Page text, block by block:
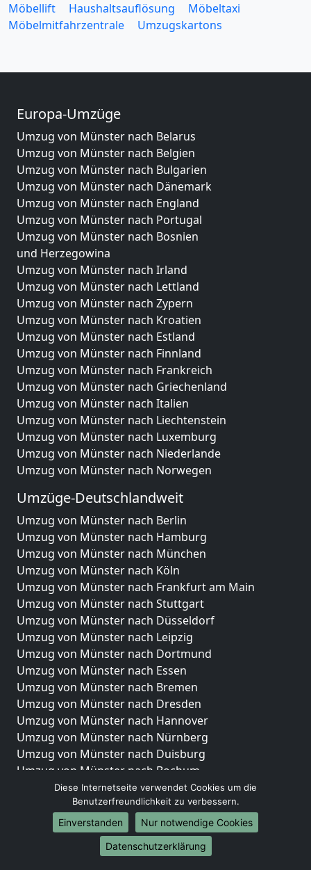
Möbellift
Haushaltsauflösung
Möbeltaxi
Möbelmitfahrzentrale
Umzugskartons
Europa-Umzüge
Umzug von Münster nach Belarus
Umzug von Münster nach Belgien
Umzug von Münster nach Bulgarien
Umzug von Münster nach Dänemark
Umzug von Münster nach England
Umzug von Münster nach Portugal
Umzug von Münster nach Bosnien
und Herzegowina
Umzug von Münster nach Irland
Umzug von Münster nach Lettland
Umzug von Münster nach Zypern
Umzug von Münster nach Kroatien
Umzug von Münster nach Estland
Umzug von Münster nach Finnland
Umzug von Münster nach Frankreich
Umzug von Münster nach Griechenland
Umzug von Münster nach Italien
Umzug von Münster nach Liechtenstein
Umzug von Münster nach Luxemburg
Umzug von Münster nach Niederlande
Umzug von Münster nach Norwegen
Umzüge-Deutschlandweit
Umzug von Münster nach Berlin
Umzug von Münster nach Hamburg
Umzug von Münster nach München
Umzug von Münster nach Köln
Umzug von Münster nach Frankfurt am Main
Umzug von Münster nach Stuttgart
Umzug von Münster nach Düsseldorf
Umzug von Münster nach Leipzig
Umzug von Münster nach Dortmund
Umzug von Münster nach Essen
Umzug von Münster nach Bremen
Umzug von Münster nach Dresden
Umzug von Münster nach Hannover
Umzug von Münster nach Nürnberg
Umzug von Münster nach Duisburg
Umzug von Münster nach Bochum
Umzug von Münster nach Wuppertal
Umzug von Münster nach Bielefeld
Umzug von Münster nach Bonn
Umzug von Münster nach Münster
Diese Internetseite verwendet Cookies um die
Benutzerfreundlichkeit zu verbessern.
Einverstanden
Nur notwendige Cookies
Datenschutzerklärung